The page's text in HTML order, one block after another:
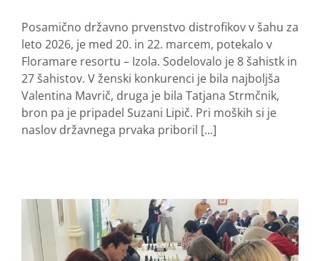
Posamično državno prvenstvo distrofikov v šahu za
leto 2026, je med 20. in 22. marcem, potekalo v
Floramare resortu – Izola. Sodelovalo je 8 šahistk in
27 šahistov. V ženski konkurenci je bila najboljša
Valentina Mavrič, druga je bila Tatjana Strmčnik,
bron pa je pripadel Suzani Lipič. Pri moških si je
naslov državnega prvaka priboril [...]